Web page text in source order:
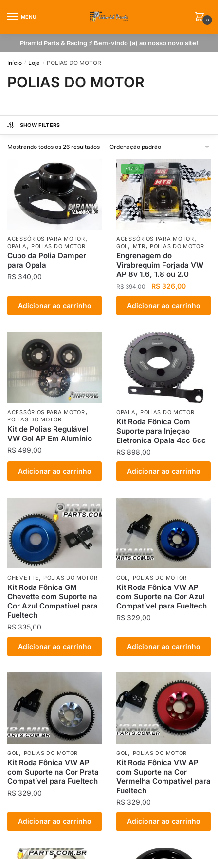
MENU
0
Piramid Parts & Racing ⚡ Bem-vindo (a) ao nosso novo site!
Início / Loja / POLIAS DO MOTOR
POLIAS DO MOTOR
SHOW FILTERS
Mostrando todos os 26 resultados
ACESSÓRIOS PARA MOTOR,
OPALA, POLIAS DO MOTOR
Cubo da Polia Damper
para Opala
R$ 340,00
Adicionar ao carrinho
-17%
ACESSÓRIOS PARA MOTOR,
GOL, MTR, POLIAS DO MOTOR
Engrenagem do
Virabrequim Forjada VW
AP 8v 1.6, 1.8 ou 2.0
R$394,00
O
preço
original
era:
R$ 326,00O
preço
atual
é:
Adicionar ao carrinho
ACESSÓRIOS PARA MOTOR,
POLIAS DO MOTOR
Kit de Polias Regulável
VW Gol AP Em Alumínio
R$ 499,00
Adicionar ao carrinho
OPALA , POLIAS DO MOTOR
Kit Roda Fônica Com
Suporte para Injeçao
Eletronica Opala 4cc 6cc
R$ 898,00
Adicionar ao carrinho
CHEVETTE , POLIAS DO MOTOR
Kit Roda Fônica GM
Chevette com Suporte na
Cor Azul Compatível para
Fueltech
R$ 335,00
Adicionar ao carrinho
GOL, POLIAS DO MOTOR
Kit Roda Fônica VW AP
com Suporte na Cor Azul
Compatível para Fueltech
R$ 329,00
Adicionar ao carrinho
GOL , POLIAS DO MOTOR
Kit Roda Fônica VW AP
com Suporte na Cor Prata
Compatível para Fueltech
R$ 329,00
Adicionar ao carrinho
GOL , POLIAS DO MOTOR
Kit Roda Fônica VW AP
com Suporte na Cor
Vermelha Compatível para
Fueltech
R$ 329,00
Adicionar ao carrinho